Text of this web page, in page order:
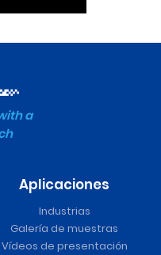
a
Aplicaciones
Industrias
Galería de muestras
Vídeos de presentación